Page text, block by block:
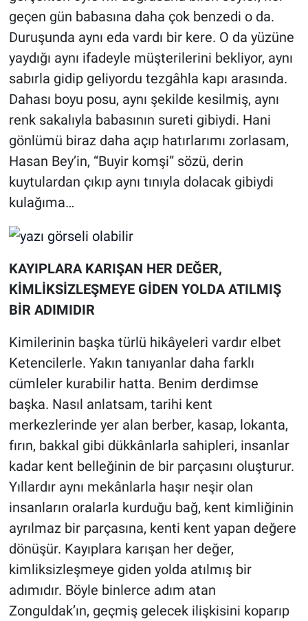
geçen gün babasına daha çok benzedi o da.
Duruşunda aynı eda vardı bir kere. O da yüzüne
yaydığı aynı ifadeyle müşterilerini bekliyor, aynı
sabırla gidip geliyordu tezgâhla kapı arasında.
Dahası boyu posu, aynı şekilde kesilmiş, aynı
renk sakalıyla babasının sureti gibiydi. Hani
gönlümü biraz daha açıp hatırlarımı zorlasam,
Hasan Bey’in, “Buyir komşi” sözü, derin
kuytulardan çıkıp aynı tınıyla dolacak gibiydi
kulağıma…
KAYIPLARA KARIŞAN HER DEĞER,
KİMLİKSİZLEŞMEYE GİDEN YOLDA ATILMIŞ
BİR ADIMIDIR
Kimilerinin başka türlü hikâyeleri vardır elbet
Ketencilerle. Yakın tanıyanlar daha farklı
cümleler kurabilir hatta. Benim derdimse
başka. Nasıl anlatsam, tarihi kent
merkezlerinde yer alan berber, kasap, lokanta,
fırın, bakkal gibi dükkânlarla sahipleri, insanlar
kadar kent belleğinin de bir parçasını oluşturur.
Yıllardır aynı mekânlarla haşır neşir olan
insanların oralarla kurduğu bağ, kent kimliğinin
ayrılmaz bir parçasına, kenti kent yapan değere
dönüşür. Kayıplara karışan her değer,
kimliksizleşmeye giden yolda atılmış bir
adımıdır. Böyle binlerce adım atan
Zonguldak’ın, geçmiş gelecek ilişkisini koparıp